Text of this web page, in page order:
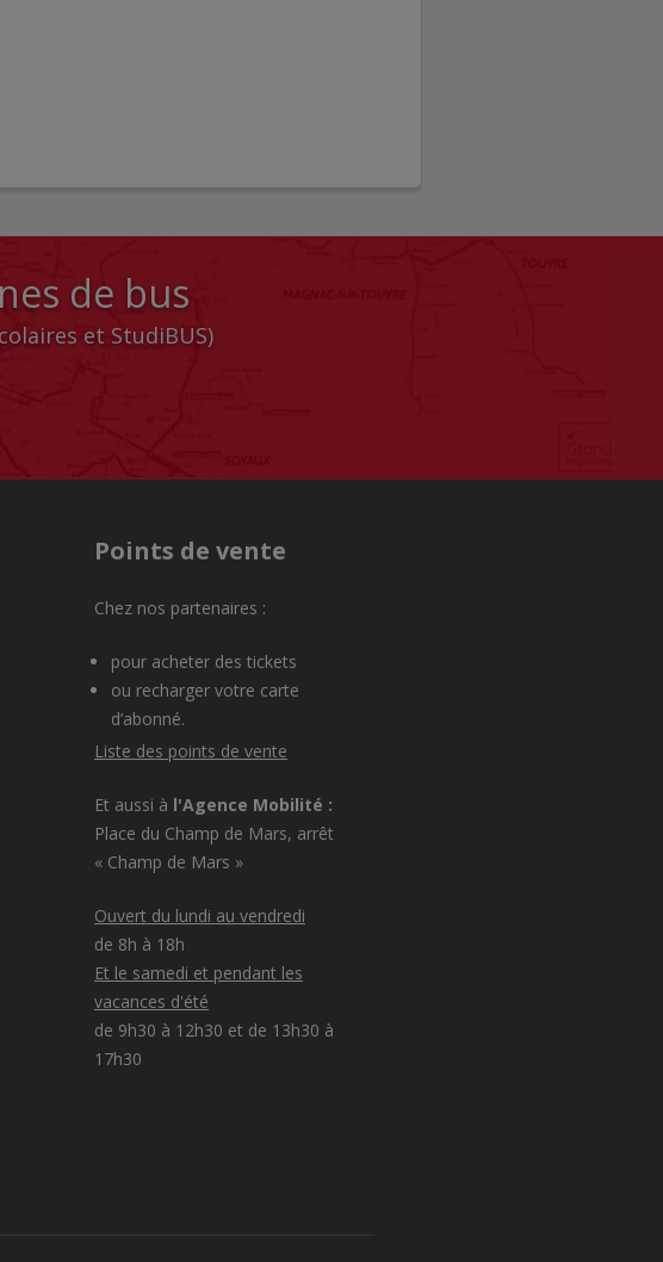
de bus
et StudiBUS)
Points de vente
Chez nos partenaires :
pour acheter des tickets
ou recharger votre carte
d’abonné.
Liste des points de vente
Et aussi à l'Agence Mobilité :
Place du Champ de Mars, arrêt
« Champ de Mars »
Ouvert du lundi au vendredi
de 8h à 18h
Et le samedi et pendant les
vacances d'été
de 9h30 à 12h30 et de 13h30 à
17h30